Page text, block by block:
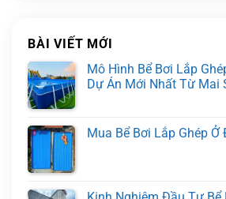
BÀI VIẾT MỚI
Mô Hình Bể Bơi Lắp
Dự Án Mới Nhất Từ Mai
Mua Bể Bơi Lắp Ghép Ở